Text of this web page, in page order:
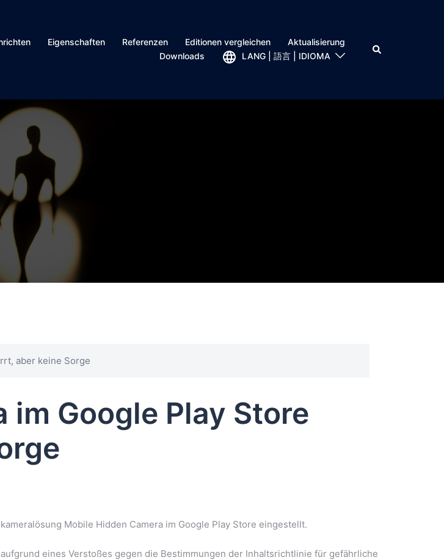
Eigenschaften Referenzen Editionen vergleichen
Aktualisierung
Downloads
LANG | 語言 | IDIOMA
aber keine Sorge
im Google Play Store
Mobile Hidden Camera im Google Play Store eingestellt.
eines Verstoßes gegen die Bestimmungen der Inhaltsrichtlinie für gefährliche